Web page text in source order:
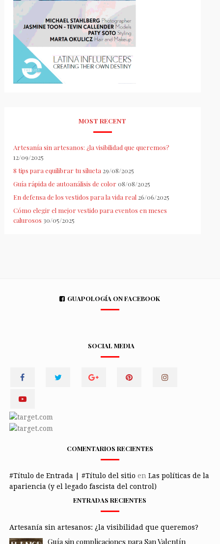
MOST RECENT
Artesanía sin artesanos: ¿la visibilidad que queremos?
12/09/2025
8 tips para equilibrar tu silueta 29/08/2025
Guía rápida de autoanálisis de color 08/08/2025
En defensa de los vestidos para la vida real 26/06/2025
Cómo elegir el mejor vestido para eventos en meses
calurosos 30/05/2025
GUAPOLOGÍA ON FACEBOOK
SOCIAL MEDIA
COMENTARIOS RECIENTES
#Título de Entrada | #Título del sitio en Las políticas de la
apariencia (y el legado fascista del control)
ENTRADAS RECIENTES
Artesanía sin artesanos: ¿la visibilidad que queremos?
Guía sin complicaciones para San Valentín